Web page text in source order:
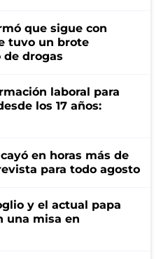
que sigue con
tuvo un brote
drogas
laboral para
los 17 años:
en horas más de
para todo agosto
y el actual papa
una misa en